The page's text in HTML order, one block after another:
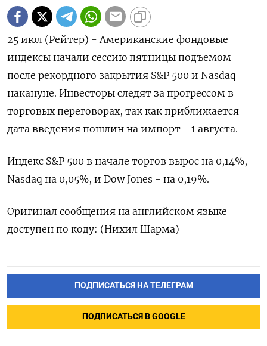
25 июл (Рейтер) - Американские фондовые
индексы начали сессию пятницы подъемом
после рекордного закрытия S&P 500 и Nasdaq
накануне. Инвесторы следят за прогрессом в
торговых переговорах, так как приближается
дата введения пошлин на импорт - 1 августа.
Индекс S&P 500 в начале торгов вырос на 0,14%,
Nasdaq на 0,05%, и Dow Jones - на 0,19%.
Оригинал сообщения на английском языке
доступен по коду: (Нихил Шарма)
ПОДПИСАТЬСЯ НА ТЕЛЕГРАМ
ПОДПИСАТЬСЯ В GOOGLE